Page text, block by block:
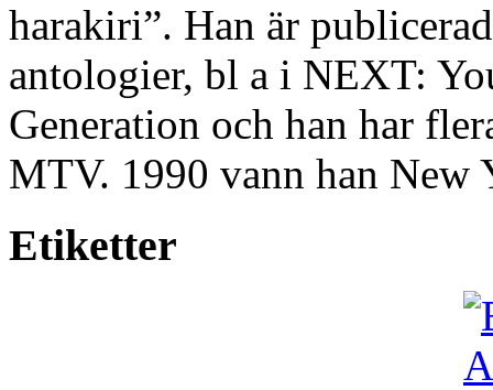
harakiri”. Han är
antologier, bl a i NEXT:
Generation och han har
MTV. 1990 vann han New
Etiketter